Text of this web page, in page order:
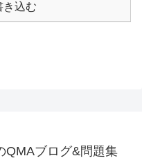
き込む
QMAブログ&問題集